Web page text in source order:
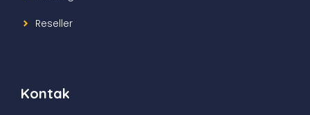
Reseller
Kontak